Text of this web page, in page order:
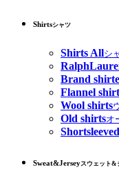
Shirtsシャツ
Shirts Allシ
Brand shirte
Flannel
Wool shirts
Old shirtsオ
Sweat&Jerseyスウェット&